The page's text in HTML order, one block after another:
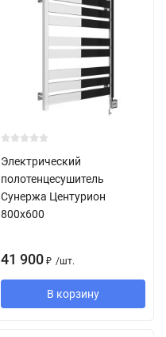
Электрический
полотенцесушитель
Сунержа Центурион
800х600
41 900 ₽ /шт.
В корзину